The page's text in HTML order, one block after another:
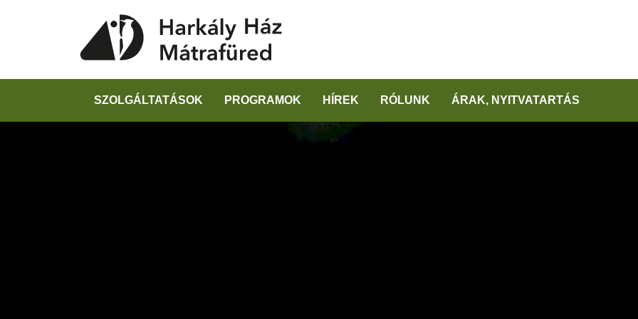
SZOLGÁLTATÁSOK PROGRAMOK HÍREK RÓLUNK ÁRAK, NYITVATARTÁS